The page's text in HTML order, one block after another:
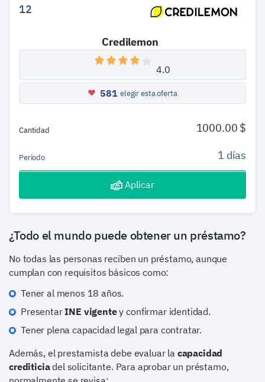
12
Credilemon
4.0
581 elegir esta oferta
Cantidad 1000.00 $
Período 1 días
Aplicar
¿Todo el mundo puede obtener un préstamo?
No todas las personas reciben un préstamo, aunque
cumplan con requisitos básicos como:
Tener al menos 18 años.
PresentarINE vigentey confirmar identidad.
Tener plena capacidad legal para contratar.
Además, el prestamista debe evaluar la capacidad
crediticiadel solicitante. Para aprobar un préstamo,